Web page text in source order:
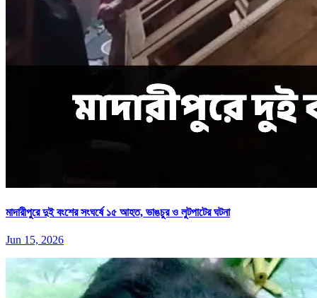
মাদারীপুরে দুই বংশের সংঘর্ষে ১৫ আহত, ভাঙচুর ও লুটপাটের ঘটনা
Jun 15, 2026